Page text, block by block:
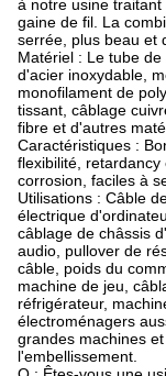
à notre usine
gaine de fil. La
serrée, plus beau et
Matériel : Le tube
d'acier inoxydable,
monofilament de
tissant, câblage
fibre et d'autres
Caractéristiques :
flexibilité,
corrosion, faciles à
Utilisations : Câble
électrique
câblage de châssis
audio, pullover de
câble, poids du
machine de jeu,
réfrigérateur,
électroménagers
grandes machines
l'embellissement.